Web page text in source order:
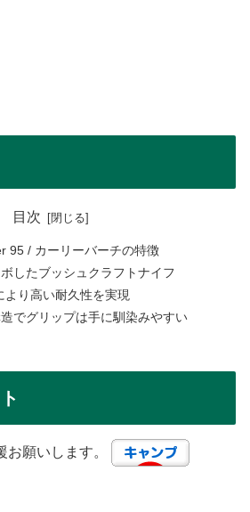
目次
95 / カーリーバーチの特徴
したブッシュクラフトナイフ
より高い耐久性を実現
でグリップは手に馴染みやすい
お願いします。